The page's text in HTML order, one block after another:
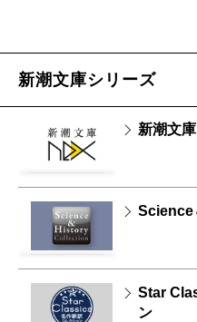
新潮文庫シリーズ
新潮文
Star
ン